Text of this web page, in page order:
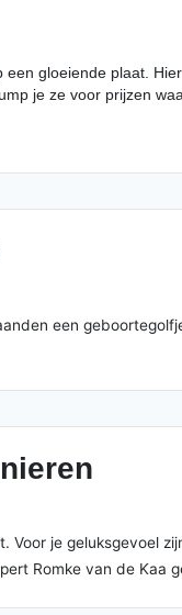
gloeiende plaat.
je ze voor prijzen
een
je geluksgevoel
Romke van de Kaa